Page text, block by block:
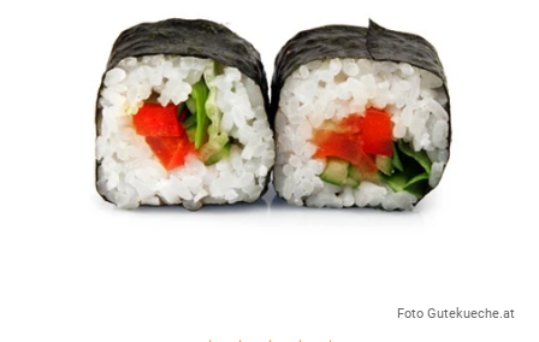
Foto Gutekueche.at